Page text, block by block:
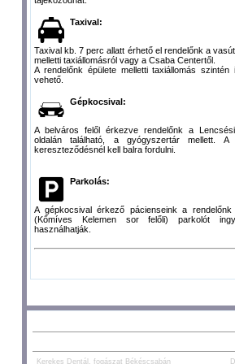
Taxival:
Taxival kb. 7 perc allatt érhető el rendelőnk a
melletti taxiállomásról vagy a Csaba Centertől.
A rendelőnk épülete melletti taxiállomás szintén
vehető.
Gépkocsival:
A belváros felől érkezve rendelőnk a
oldalán található, a gyógyszertár mellett. A
kereszteződésnél kell balra fordulni.
Parkolás:
A gépkocsival érkező pácienseink a rendelőnk
(Kőmíves Kelemen sor felőli) parkolót
használhatják.
Kerekes Dentál, fogászat Békéscsabán